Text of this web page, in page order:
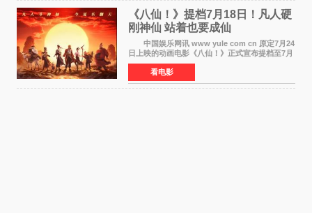
《八仙！》提档7月18日！凡人硬
刚神仙 站着也要成仙
中国娱乐网讯 www yule com cn 原定7月24
日上映的动画电影《八仙！》正式宣布提档至7月
18日。这部国风动画大片将八仙过海，各显神通
这句刻在国人DNA里的俗语玩出了新花样——影
片讲述凡人
看电影